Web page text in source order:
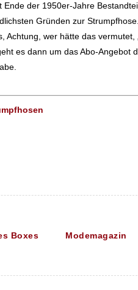
der 1950er-Jahre
Gründen zur
Achtung, wer hätte das
es dann um das Abo-Angebot
Boxes Modemagazin